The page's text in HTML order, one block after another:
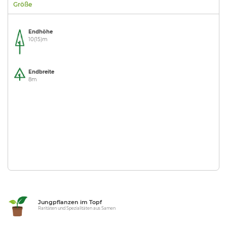
Größe
Endhöhe
10(15)m
Endbreite
8m
Jungpflanzen im Topf
Raritäten und Spezialitäten aus Samen